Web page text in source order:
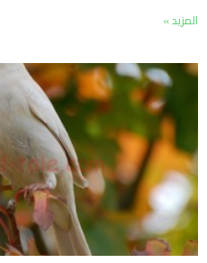
المزيد »